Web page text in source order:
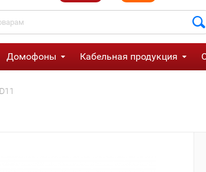
Домофоны Кабельная продукция